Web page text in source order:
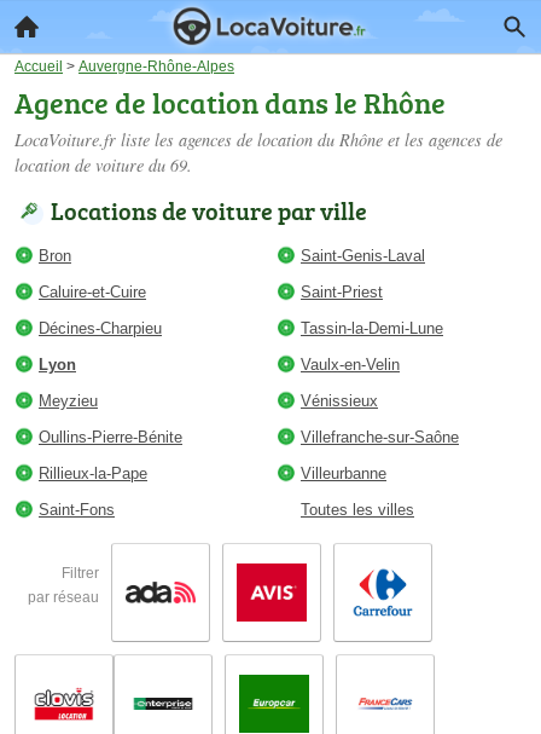
Accueil > Auvergne-Rhône-Alpes
Agence de location dans le Rhône
LocaVoiture.fr liste les agences de location du Rhône et les agences de
location de voiture du 69.
Locations de voiture par ville
Bron
Caluire-et-Cuire
Décines-Charpieu
Lyon
Meyzieu
Oullins-Pierre-Bénite
Rillieux-la-Pape
Saint-Fons
Saint-Genis-Laval
Saint-Priest
Tassin-la-Demi-Lune
Vaulx-en-Velin
Vénissieux
Villefranche-sur-Saône
Villeurbanne
Toutes les villes
Filtrer
par réseau